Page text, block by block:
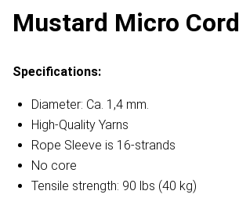
Mustard Micro Cord
Specifications:
Diameter: Ca. 1,4 mm.
High-Quality Yarns
Rope Sleeve is 16-strands
No core
Tensile strength: 90 lbs (40 kg)